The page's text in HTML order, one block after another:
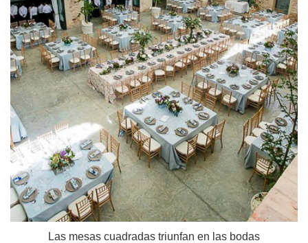
Las mesas cuadradas triunfan en las bodas